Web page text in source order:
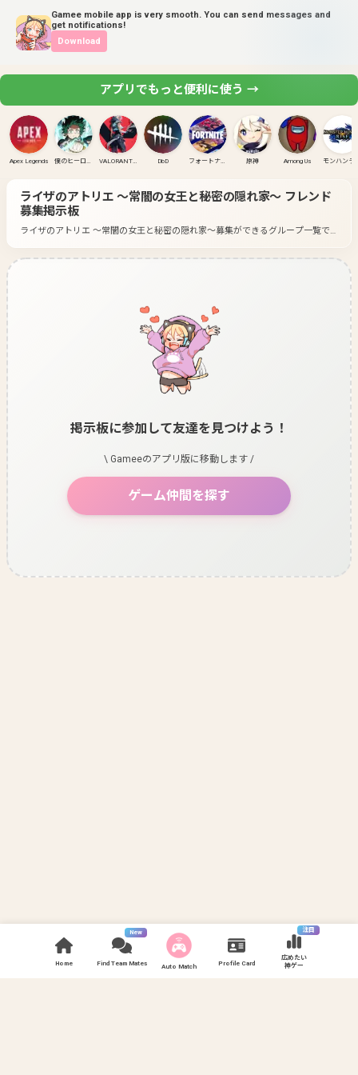
Gamee mobile app is very smooth. You can send messages and
get notifications!
Download
Home
New
Find Team Mates Auto Match Profile Card
注目
広めたい
神ゲー
アプリでもっと便利に使う →
Apex Legends 僕のヒーローアカデミア ULTRA RUMBLE VALORANT(PC) DbD フォートナイト 原神 Among Us
ライザのアトリエ ～常闇の女王と秘密の隠れ家～ フレンド
募集掲示板
ライザのアトリエ ～常闇の女王と秘密の隠れ家～募集ができるグループ一覧で
掲示板に参加して友達を見つけよう！
\ Gameeのアプリ版に移動します /
ゲーム仲間を探す